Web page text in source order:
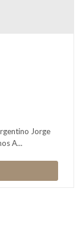
Jorge
A...